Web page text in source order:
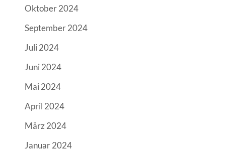
Oktober 2024
September 2024
Juli 2024
Juni 2024
Mai 2024
April 2024
März 2024
Januar 2024